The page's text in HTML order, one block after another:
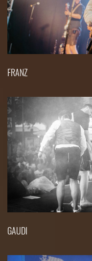
FRANZ
GAUDI